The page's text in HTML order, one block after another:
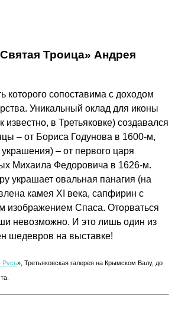
Троица» Андрея
которого сопоставима с доходом
Уникальный оклад для иконы
известно, в Третьяковке) создавался
– от Бориса Годунова в 1600-м,
– от первого царя
Михаила Федоровича в 1626-м.
украшает овальная панагия (на
камея XI века, сапфирин с
изображением Спаса. Оторваться
невозможно. И это лишь один из
шедевров на выставке!
Русь», Третьяковская галерея на Крымском Валу, до